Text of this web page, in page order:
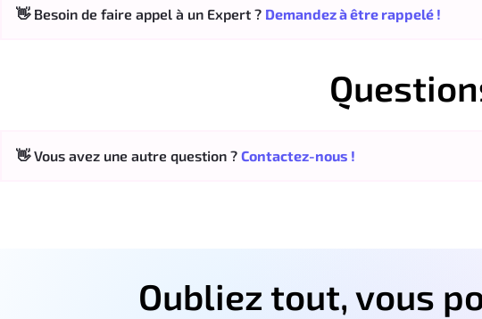
👋 Besoin de faire appel à un Expert ? Demandez à être rappelé !
👋 Vous avez une autre question ? Contactez-nous !
Oubliez tout, vous